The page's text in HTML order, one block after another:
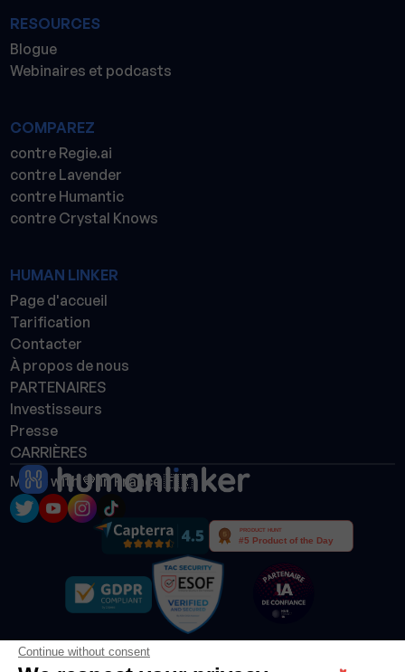
RESOURCES
Blogue
Webinaires et podcasts
COMPAREZ
contre Regie.ai
contre Lavender
contre Humantic
contre Crystal Knows
HUMAN LINKER
Page d'accueil
Tarification
Contacter
À propos de nous
PARTENAIRES
Investisseurs
Presse
CARRIÈRES
Made with 💙 in France 🇫🇷
@Humanlinker . Tous droits réservés
Continue without consent